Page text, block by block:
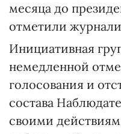
месяца до
отметили
Инициативная
немедленной
голосования и
состава
своими